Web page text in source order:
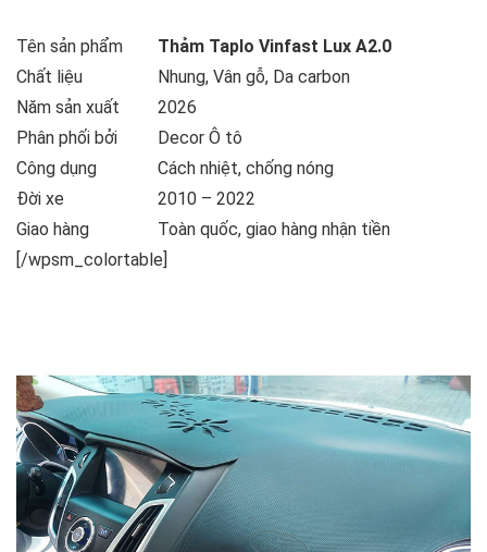
Tên sản phẩm
Thảm Taplo Vinfast Lux A2.0
Chất liệu
Nhung, Vân gỗ, Da carbon
Năm sản xuất
2026
Phân phối bởi
Decor Ô tô
Công dụng
Cách nhiệt, chống nóng
Đời xe
2010 – 2022
Giao hàng
Toàn quốc, giao hàng nhận tiền
[/wpsm_colortable]